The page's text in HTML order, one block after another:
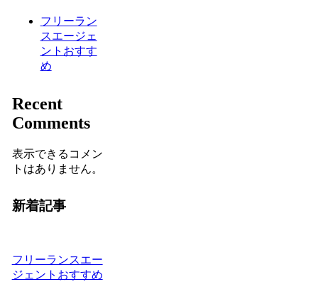
フリーラン
スエージェ
ントおすす
め
Recent
Comments
表示できるコメン
トはありません。
新着記事
フリーランスエー
ジェントおすすめ